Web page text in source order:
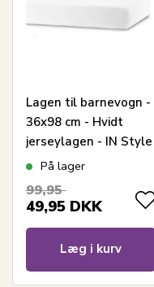
Lagen til barnevogn -
36x98 cm - Hvidt
jerseylagen - IN Style
- Faconlagen til
På lager
99,95
49,95 DKK
Læg i kurv